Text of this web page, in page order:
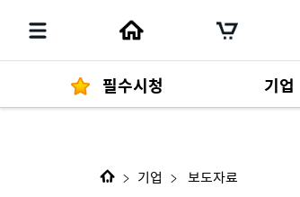
필수시청 기업
경영자 메세지
애터미와 함께
다음 콘텐츠
기업 보도자료